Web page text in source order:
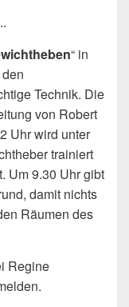
“ in
Technik. Die
von Robert
Uhr wird unter
trainiert
Um 9.30 Uhr gibt
damit nichts
Räumen des
Regine